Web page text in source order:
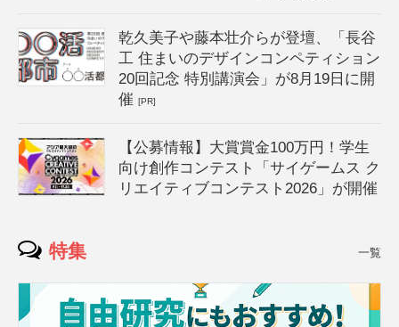
乾久美子や藤本壮介らが登壇、「長谷
工 住まいのデザインコンペティション
20回記念 特別講演会」が8月19日に開
催[PR]
【公募情報】大賞賞金100万円！学生
向け創作コンテスト「サイゲームス ク
リエイティブコンテスト2026」が開催
特集 一覧